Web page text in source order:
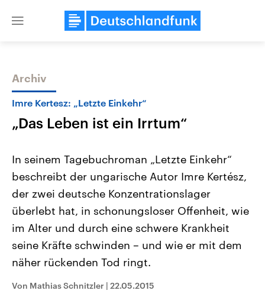
Close
Themen
Landtagswahl Sachsen-Anhalt
2026
Alle Informationen
Sachsen-Anhalt wählt am 6.
September 2026 einen neuen
Bundesland von einer Koalition aus
Umfragen, Prognosen,
Wahlprogramme, aktuelle Berichte
Aktuelle Beiträge,
Hintergründe
Wirtschaftlich und
gehören die Vereinigten
Archiv
Imre Kertesz: „Letzte Einkehr“
„Das Leben ist ein Irrtum“
In seinem Tagebuchroman „Letzte Einkehr“
beschreibt der ungarische Autor Imre Kertész,
der zwei deutsche Konzentrationslager
überlebt hat, in schonungsloser Offenheit, wie
im Alter und durch eine schwere Krankheit
seine Kräfte schwinden – und wie er mit dem
näher rückenden Tod ringt.
Von Mathias Schnitzler | 22.05.2015